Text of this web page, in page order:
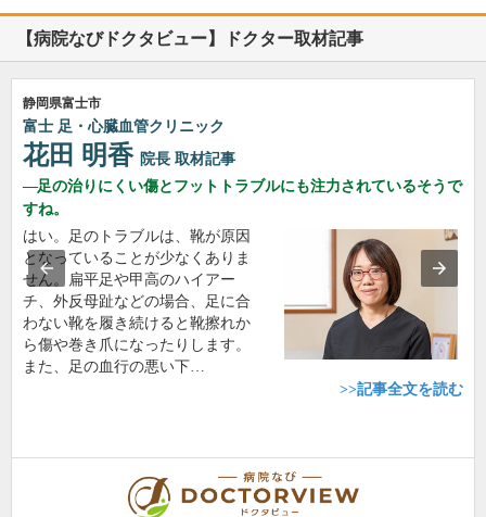
【病院なびドクタビュー】ドクター取材記事
静岡県富士市
富士 足・心臓血管クリニック
花田 明香 院長 取材記事
足の治りにくい傷とフットトラブルにも注力されているそうで
すね。
はい。足のトラブルは、靴が原因
となっていることが少なくありま
せん。扁平足や甲高のハイアー
チ、外反母趾などの場合、足に合
わない靴を履き続けると靴擦れか
ら傷や巻き爪になったりします。
また、足の血行の悪い下…
>>記事全文を読む